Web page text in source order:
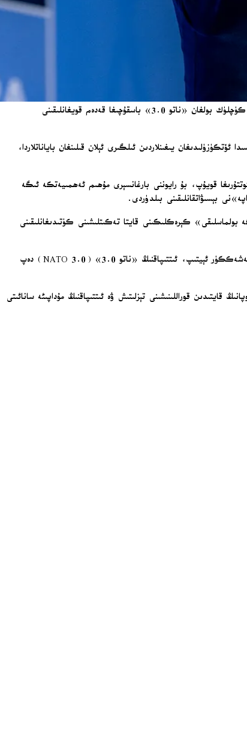
رۇتتې ترامپنىڭ ئاتلانتىك ئوكيان ھالقىغان مۇداپىئە چىقىمىنى قايتىدىن تەڭپۇڭلاشتۇرۇشقا ياردەم بەرگەنلىكىنى مۇئەييەنلەشتۈردى ھەمدە ناتونىڭ تېخىمۇ كۈچلۈك بولغان «ناتو 3.0» باسقۇچىغا قەدەم قويغانلىقىنى
يىغىنلاردىن ئىلگىرى ئېلان قىلىنغان باياناتلاردا،
قويۇپ، بۇ رايوننى بارغانسېرى مۇھىم ئەھمىيەتكە ئىگە
بېسىۋاتقانلىقىنى بىلدۈردى.
بولماسلىقى» كېرەكلىكىنى قايتا تەكىتلىشىنى كۈتىدىغانلىقىنى
مارك رۇتتې شىمالىي ئامېرىكا بىلەن ياۋروپا ئوتتۇرىسىدىكى مۇداپىئە چىقىملىرىنىڭ قايتىدىن تەڭپۇڭلىشىشىغا تۆھپە قوشقان ئامېرىكا پىرېزىدېنتى دونالد ترامپقا تەشەككۈر ئېيتىپ، ئىتتىپاقنىڭ «ناتو 3.0» (NATO 3.0) دەپ
قوراللىنىشىنى تېزلىتىش ۋە ئىتتىپاقنىڭ مۇداپىئە سانائىتى